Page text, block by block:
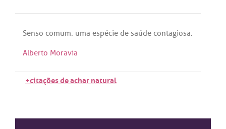
Senso comum: uma espécie de saúde contagiosa.
Alberto Moravia
+citações de achar natural